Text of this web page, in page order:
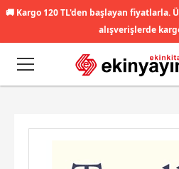
🚚 Kargo 120 TL'den başlayan fiyatlarla.
alışverişlerde